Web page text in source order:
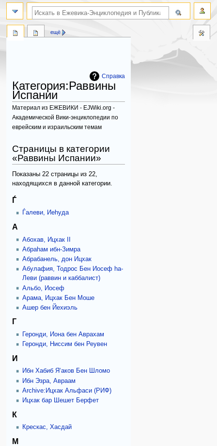
Справка
Категория:Раввины
Испании
Материал из ЕЖЕВИКИ - EJWiki.org -
Академической Вики-энциклопедии по
еврейским и израильским темам
к
навигации
к
поиску
Страницы в категории
«Раввины Испании»
Показаны 22 страницы из 22,
находящихся в данной категории.
Ѓ
Ѓалеви, Иеhуда
А
Абохав, Ицхак II
Абраhам ибн-Зимра
Абрабанель, дон Ицхак
Абулафия, Тодрос Бен Иосеф hа-
Леви (раввин и каббалист)
Альбо, Иосеф
Арама, Ицхак Бен Моше
Ашер бен Йехиэль
Г
Геронди, Иона бен Аврахам
Геронди, Ниссим бен Реувен
И
Ибн Хабиб Я‘аков Бен Шломо
Ибн Эзра, Авраам
Archive:Ицхак Альфаси (РИФ)
Ицхак бар Шешет Берфет
К
Крескас, Хасдай
М
ещё
поиск по словам